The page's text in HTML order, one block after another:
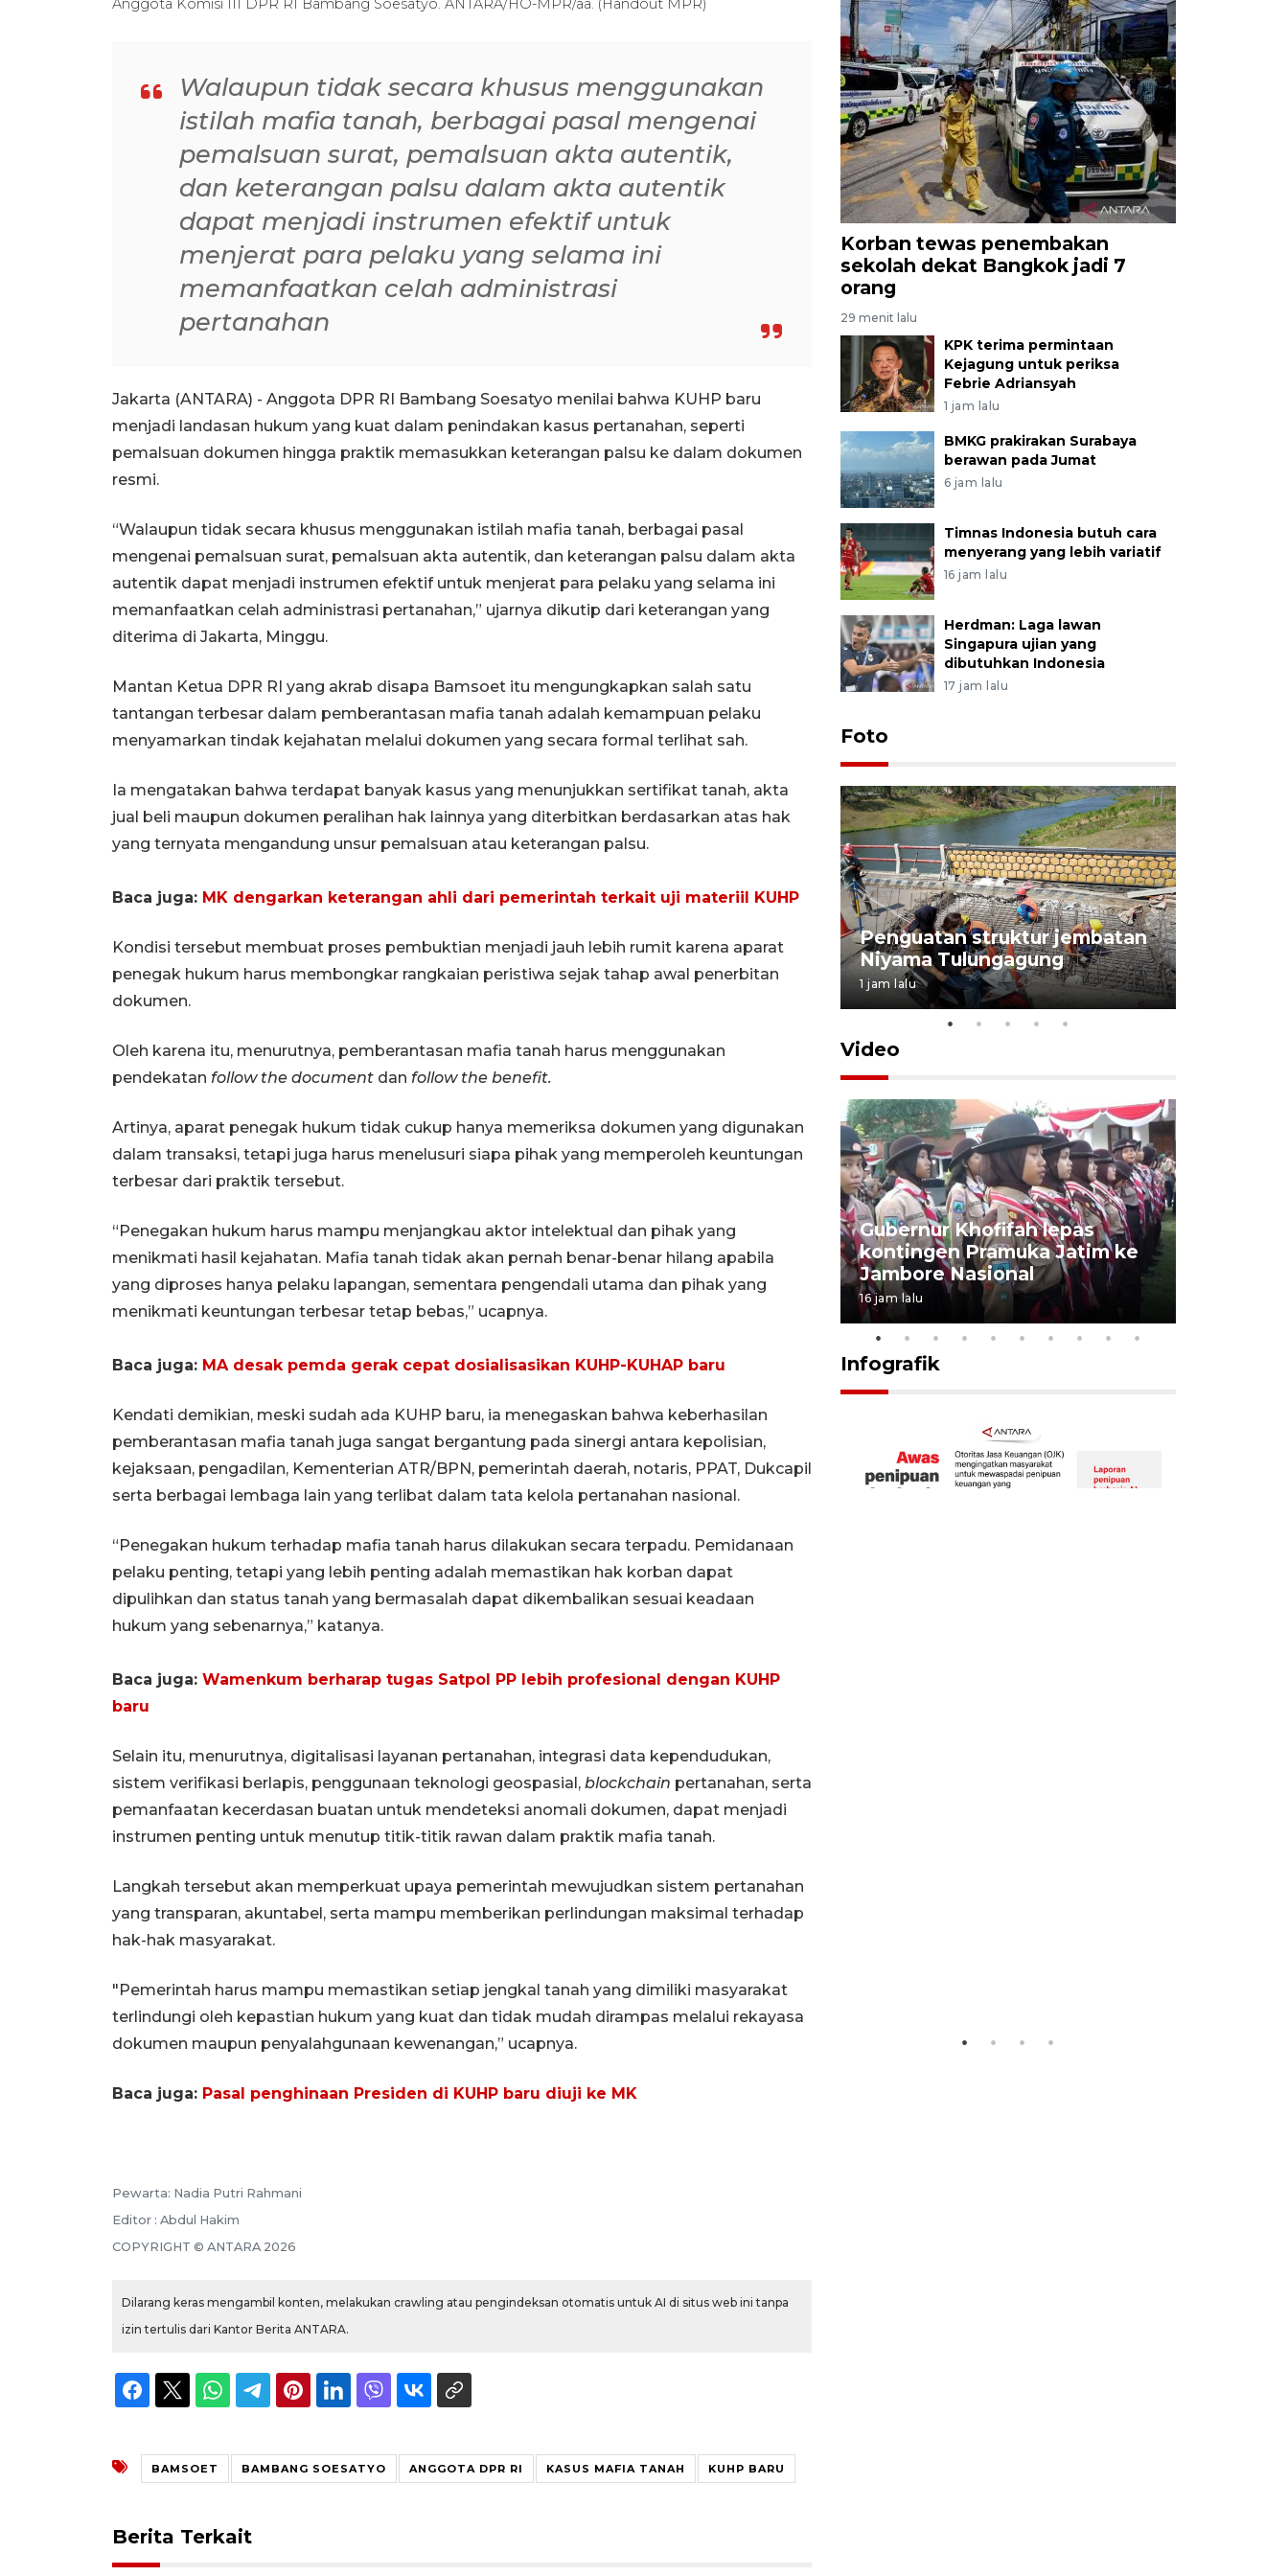
Anggota Komisi III DPR RI Bambang Soesatyo. ANTARA/HO-MPR/aa. (Handout MPR)
Walaupun tidak secara khusus menggunakan
istilah mafia tanah, berbagai pasal mengenai
pemalsuan surat, pemalsuan akta autentik,
dan keterangan palsu dalam akta autentik
dapat menjadi instrumen efektif untuk
menjerat para pelaku yang selama ini
memanfaatkan celah administrasi
pertanahan
Jakarta (ANTARA) - Anggota DPR RI Bambang Soesatyo menilai bahwa KUHP baru
menjadi landasan hukum yang kuat dalam penindakan kasus pertanahan, seperti
pemalsuan dokumen hingga praktik memasukkan keterangan palsu ke dalam dokumen
resmi.
“Walaupun tidak secara khusus menggunakan istilah mafia tanah, berbagai pasal
mengenai pemalsuan surat, pemalsuan akta autentik, dan keterangan palsu dalam akta
autentik dapat menjadi instrumen efektif untuk menjerat para pelaku yang selama ini
memanfaatkan celah administrasi pertanahan,” ujarnya dikutip dari keterangan yang
diterima di Jakarta, Minggu.
Mantan Ketua DPR RI yang akrab disapa Bamsoet itu mengungkapkan salah satu
tantangan terbesar dalam pemberantasan mafia tanah adalah kemampuan pelaku
menyamarkan tindak kejahatan melalui dokumen yang secara formal terlihat sah.
Ia mengatakan bahwa terdapat banyak kasus yang menunjukkan sertifikat tanah, akta
jual beli maupun dokumen peralihan hak lainnya yang diterbitkan berdasarkan atas hak
yang ternyata mengandung unsur pemalsuan atau keterangan palsu.
Baca juga: MK dengarkan keterangan ahli dari pemerintah terkait uji materiil KUHP
Kondisi tersebut membuat proses pembuktian menjadi jauh lebih rumit karena aparat
penegak hukum harus membongkar rangkaian peristiwa sejak tahap awal penerbitan
dokumen.
Oleh karena itu, menurutnya, pemberantasan mafia tanah harus menggunakan
pendekatan follow the document dan follow the benefit.
Artinya, aparat penegak hukum tidak cukup hanya memeriksa dokumen yang digunakan
dalam transaksi, tetapi juga harus menelusuri siapa pihak yang memperoleh keuntungan
terbesar dari praktik tersebut.
“Penegakan hukum harus mampu menjangkau aktor intelektual dan pihak yang
menikmati hasil kejahatan. Mafia tanah tidak akan pernah benar-benar hilang apabila
yang diproses hanya pelaku lapangan, sementara pengendali utama dan pihak yang
menikmati keuntungan terbesar tetap bebas,” ucapnya.
Baca juga: MA desak pemda gerak cepat dosialisasikan KUHP-KUHAP baru
Kendati demikian, meski sudah ada KUHP baru, ia menegaskan bahwa keberhasilan
pemberantasan mafia tanah juga sangat bergantung pada sinergi antara kepolisian,
kejaksaan, pengadilan, Kementerian ATR/BPN, pemerintah daerah, notaris, PPAT, Dukcapil
serta berbagai lembaga lain yang terlibat dalam tata kelola pertanahan nasional.
“Penegakan hukum terhadap mafia tanah harus dilakukan secara terpadu. Pemidanaan
pelaku penting, tetapi yang lebih penting adalah memastikan hak korban dapat
dipulihkan dan status tanah yang bermasalah dapat dikembalikan sesuai keadaan
hukum yang sebenarnya,” katanya.
Baca juga: Wamenkum berharap tugas Satpol PP lebih profesional dengan KUHP
baru
Selain itu, menurutnya, digitalisasi layanan pertanahan, integrasi data kependudukan,
sistem verifikasi berlapis, penggunaan teknologi geospasial, blockchain pertanahan, serta
pemanfaatan kecerdasan buatan untuk mendeteksi anomali dokumen, dapat menjadi
instrumen penting untuk menutup titik-titik rawan dalam praktik mafia tanah.
Langkah tersebut akan memperkuat upaya pemerintah mewujudkan sistem pertanahan
yang transparan, akuntabel, serta mampu memberikan perlindungan maksimal terhadap
hak-hak masyarakat.
"Pemerintah harus mampu memastikan setiap jengkal tanah yang dimiliki masyarakat
terlindungi oleh kepastian hukum yang kuat dan tidak mudah dirampas melalui rekayasa
dokumen maupun penyalahgunaan kewenangan,” ucapnya.
Baca juga: Pasal penghinaan Presiden di KUHP baru diuji ke MK
Pewarta: Nadia Putri Rahmani
Editor : Abdul Hakim
COPYRIGHT © ANTARA 2026
Dilarang keras mengambil konten, melakukan crawling atau pengindeksan otomatis untuk AI di situs web ini tanpa
izin tertulis dari Kantor Berita ANTARA.
BAMSOET BAMBANG SOESATYO ANGGOTA DPR RI KASUS MAFIA TANAH KUHP BARU
Berita Terkait
Korban tewas penembakan
sekolah dekat Bangkok jadi 7
orang
29 menit lalu
KPK terima permintaan
Kejagung untuk periksa
Febrie Adriansyah
1 jam lalu
BMKG prakirakan Surabaya
berawan pada Jumat
6 jam lalu
Timnas Indonesia butuh cara
menyerang yang lebih variatif
16 jam lalu
Herdman: Laga lawan
Singapura ujian yang
dibutuhkan Indonesia
17 jam lalu
Foto
Peningkatan perputaran
ekonomi Piala Presiden 2026
1 jam lalu
Penguatan struktur jembatan
Niyama Tulungagung
1 jam lalu
Video
BNPB optimalkan penguatan
Desa Tangguh Bencana di
Jawa Timur
5 Agustus 2026 19:09
Gubernur Khofifah lepas
kontingen Pramuka Jatim ke
Jambore Nasional
16 jam lalu
Infografik
2026 sambangi Papua
2026-08-06 13:15:00